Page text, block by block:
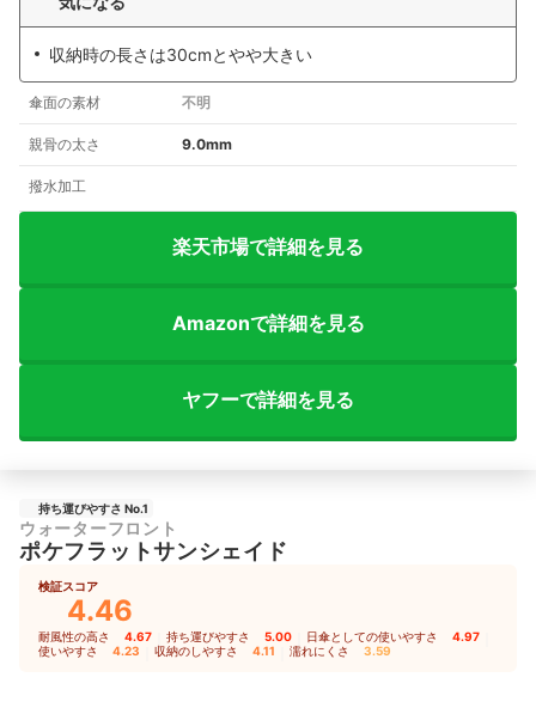
収納時の長さは30cmとやや大きい
傘面の素材 不明
親骨の太さ 9.0mm
撥水加工
楽天市場で詳細を見る
Amazonで詳細を見る
ヤフーで詳細を見る
持ち運びやすさ No.1
ウォーターフロント
ポケフラットサンシェイド
検証スコア
4.46
耐風性の高さ 4.67 持ち運びやすさ 5.00 日傘としての使いやすさ 4.97
使いやすさ 4.23 収納のしやすさ 4.11 濡れにくさ 3.59